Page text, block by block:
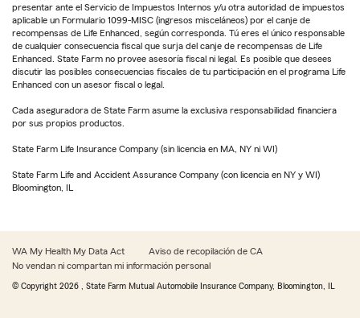
presentar ante el Servicio de Impuestos Internos y/u otra autoridad de impuestos
aplicable un Formulario 1099-MISC (ingresos misceláneos) por el canje de
recompensas de Life Enhanced, según corresponda. Tú eres el único responsable
de cualquier consecuencia fiscal que surja del canje de recompensas de Life
Enhanced. State Farm no provee asesoría fiscal ni legal. Es posible que desees
discutir las posibles consecuencias fiscales de tu participación en el programa Life
Enhanced con un asesor fiscal o legal.
Cada aseguradora de State Farm asume la exclusiva responsabilidad financiera
por sus propios productos.
State Farm Life Insurance Company (sin licencia en MA, NY ni WI)
State Farm Life and Accident Assurance Company (con licencia en NY y WI)
Bloomington, IL
WA My Health My Data Act
Aviso de recopilación de CA
No vendan ni compartan mi información personal
© Copyright 2026 , State Farm Mutual Automobile Insurance Company, Bloomington, IL